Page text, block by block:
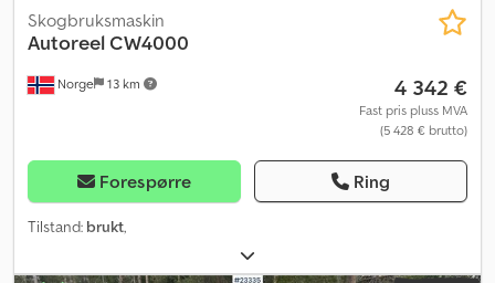
Norge 13 km
Skogbruksmaskin
Autoreel CW4000
4 342 €
Fast pris pluss MVA
(5 428 € brutto)
Forespørre Ring
Tilstand: brukt,